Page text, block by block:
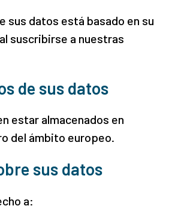
sus datos está basado en su
suscribirse a nuestras
de sus datos
estar almacenados en
del ámbito europeo.
sus datos
a: